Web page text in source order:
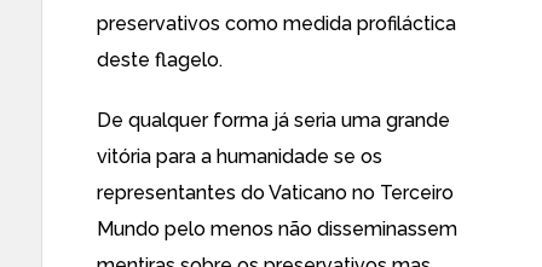
preservativos como medida profiláctica
deste flagelo.
De qualquer forma já seria uma grande
vitória para a humanidade se os
representantes do Vaticano no Terceiro
Mundo pelo menos não disseminassem